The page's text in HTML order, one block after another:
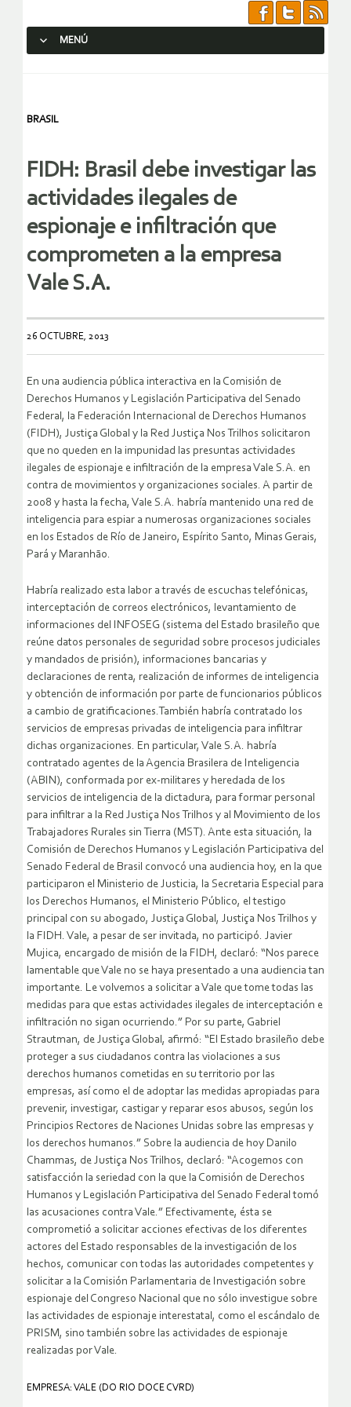
MENÚ
BRASIL
FIDH: Brasil debe investigar las
actividades ilegales de
espionaje e infiltración que
comprometen a la empresa
Vale S.A.
26 OCTUBRE, 2013
En una audiencia pública interactiva en la Comisión de
Derechos Humanos y Legislación Participativa del Senado
Federal, la Federación Internacional de Derechos Humanos
(FIDH), Justiça Global y la Red Justiça Nos Trilhos solicitaron
que no queden en la impunidad las presuntas actividades
ilegales de espionaje e infiltración de la empresa Vale S.A. en
contra de movimientos y organizaciones sociales. A partir de
2008 y hasta la fecha, Vale S.A. habría mantenido una red de
inteligencia para espiar a numerosas organizaciones sociales
en los Estados de Río de Janeiro, Espírito Santo, Minas Gerais,
Pará y Maranhāo.
Habría realizado esta labor a través de escuchas telefónicas,
interceptación de correos electrónicos, levantamiento de
informaciones del INFOSEG (sistema del Estado brasileño que
reúne datos personales de seguridad sobre procesos judiciales
y mandados de prisión), informaciones bancarias y
declaraciones de renta, realización de informes de inteligencia
y obtención de información por parte de funcionarios públicos
a cambio de gratificaciones.También habría contratado los
servicios de empresas privadas de inteligencia para infiltrar
dichas organizaciones. En particular, Vale S.A. habría
contratado agentes de la Agencia Brasilera de Inteligencia
(ABIN), conformada por ex-militares y heredada de los
servicios de inteligencia de la dictadura, para formar personal
para infiltrar a la Red Justiça Nos Trilhos y al Movimiento de los
Trabajadores Rurales sin Tierra (MST). Ante esta situación, la
Comisión de Derechos Humanos y Legislación Participativa del
Senado Federal de Brasil convocó una audiencia hoy, en la que
participaron el Ministerio de Justicia, la Secretaria Especial para
los Derechos Humanos, el Ministerio Público, el testigo
principal con su abogado, Justiça Global, Justiça Nos Trilhos y
la FIDH. Vale, a pesar de ser invitada, no participó. Javier
Mujica, encargado de misión de la FIDH, declaró: “Nos parece
lamentable que Vale no se haya presentado a una audiencia tan
importante. Le volvemos a solicitar a Vale que tome todas las
medidas para que estas actividades ilegales de interceptación e
infiltración no sigan ocurriendo.” Por su parte, Gabriel
Strautman, de Justiça Global, afirmó: “El Estado brasileño debe
proteger a sus ciudadanos contra las violaciones a sus
derechos humanos cometidas en su territorio por las
empresas, así como el de adoptar las medidas apropiadas para
prevenir, investigar, castigar y reparar esos abusos, según los
Principios Rectores de Naciones Unidas sobre las empresas y
los derechos humanos.” Sobre la audiencia de hoy Danilo
Chammas, de Justiça Nos Trilhos, declaró: “Acogemos con
satisfacción la seriedad con la que la Comisión de Derechos
Humanos y Legislación Participativa del Senado Federal tomó
las acusaciones contra Vale.” Efectivamente, ésta se
comprometió a solicitar acciones efectivas de los diferentes
actores del Estado responsables de la investigación de los
hechos, comunicar con todas las autoridades competentes y
solicitar a la Comisión Parlamentaria de Investigación sobre
espionaje del Congreso Nacional que no sólo investigue sobre
las actividades de espionaje interestatal, como el escándalo de
PRISM, sino también sobre las actividades de espionaje
realizadas por Vale.
EMPRESA: VALE (DO RIO DOCE CVRD)